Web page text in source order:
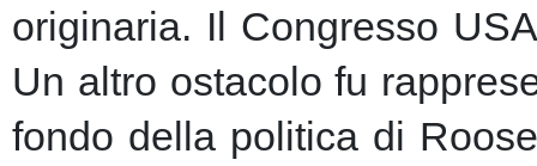
originaria. Il Congresso
Un altro ostacolo fu
fondo della politica di